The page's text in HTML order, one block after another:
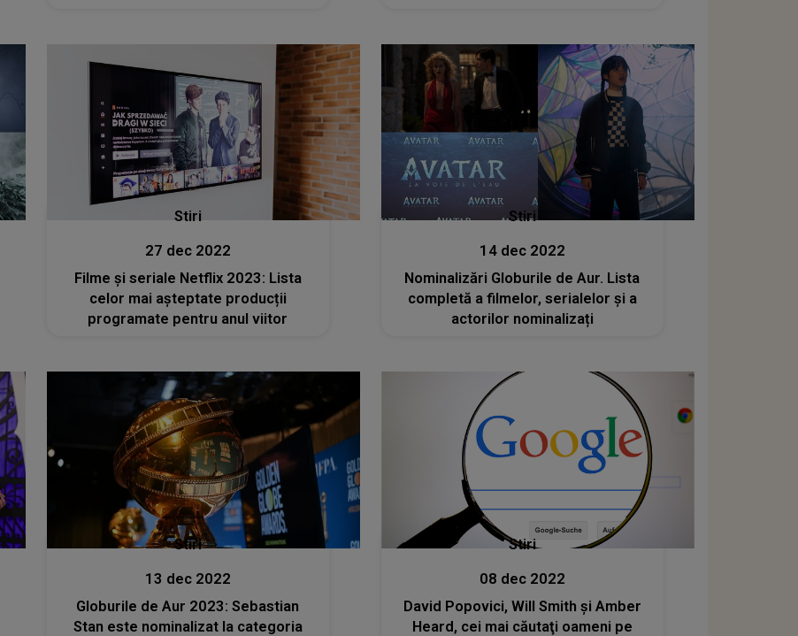
Stiri
27 dec 2022
Filme și seriale Netflix 2023: Lista
celor mai așteptate producții
programate pentru anul viitor
Stiri
14 dec 2022
Nominalizări Globurile de Aur. Lista
completă a filmelor, serialelor și a
actorilor nominalizați
Stiri
13 dec 2022
Globurile de Aur 2023: Sebastian
Stan este nominalizat la categoria
Stiri
08 dec 2022
David Popovici, Will Smith și Amber
Heard, cei mai căutaţi oameni pe